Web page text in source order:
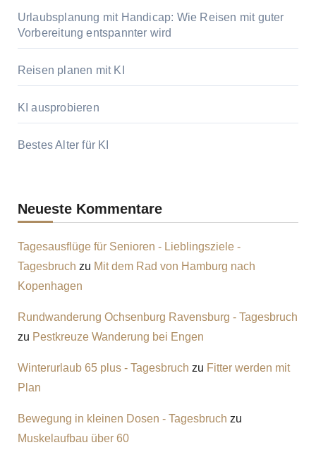
Urlaubsplanung mit Handicap: Wie Reisen mit guter
Vorbereitung entspannter wird
Reisen planen mit KI
KI ausprobieren
Bestes Alter für KI
Neueste Kommentare
Tagesausflüge für Senioren - Lieblingsziele -
Tagesbruch zu Mit dem Rad von Hamburg nach
Kopenhagen
Rundwanderung Ochsenburg Ravensburg - Tagesbruch
zu Pestkreuze Wanderung bei Engen
Winterurlaub 65 plus - Tagesbruch zu Fitter werden mit
Plan
Bewegung in kleinen Dosen - Tagesbruch zu
Muskelaufbau über 60